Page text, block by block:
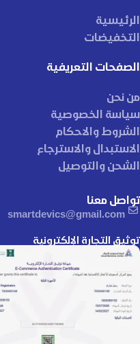
الرئيسية
التخفيضات
الصفحات التعريفية
من نحن
سياسة الخصوصية
الشروط والاحكام
الاستبدال والاسترجاع
الشحن والتوصيل
تواصل معنا
smartdevics@gmail.com
توثيق التجارة الإلكترونية